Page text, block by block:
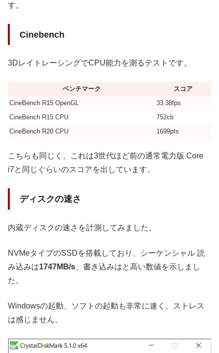
す。
Cinebench
3DレイトレーシングでCPU能力を測るテストです。
ベンチマーク
スコア
CineBench R15 OpenGL
33.38fps
CineBench R15 CPU
752cb
CineBench R20 CPU
1699pts
こちらも同じく、これは3世代ほど前の通常電力版 Core
i7と同じぐらいのスコアを出しています。
ディスクの速さ
内蔵ディスクの速さを計測してみました。
NVMeタイプのSSDを搭載しており、シーケンシャル 読
み込みは1747MB/s 、書き込みはと高い数値を示しまし
た。
Windowsの起動、ソフトの起動も非常に速く、ストレス
は感じません。